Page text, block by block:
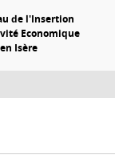
de l'Insertion
Economique
en Isère